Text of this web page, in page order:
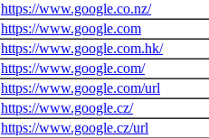
https://www.google.co.nz/
https://www.google.com
https://www.google.com.hk/
https://www.google.com/
https://www.google.com/url
https://www.google.cz/
https://www.google.cz/url